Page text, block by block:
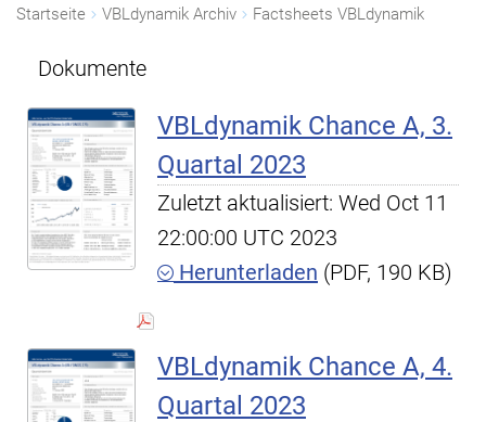
Startseite VBLdynamik Archiv Factsheets VBLdynamik
Dokumente
VBLdynamik Chance A, 3.
Quartal 2023
Zuletzt aktualisiert: Wed Oct 11
22:00:00 UTC 2023
Herunterladen (PDF, 190 KB)
VBLdynamik Chance A, 4.
Quartal 2023